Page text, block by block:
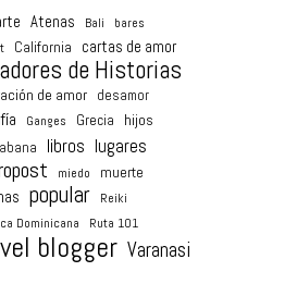
Atenas Bali bares
California cartas de amor
de Historias
de amor desamor
Ganges Grecia hijos
libros lugares
miedo muerte
popular Reiki
Dominicana
Ruta 101
blogger Varanasi